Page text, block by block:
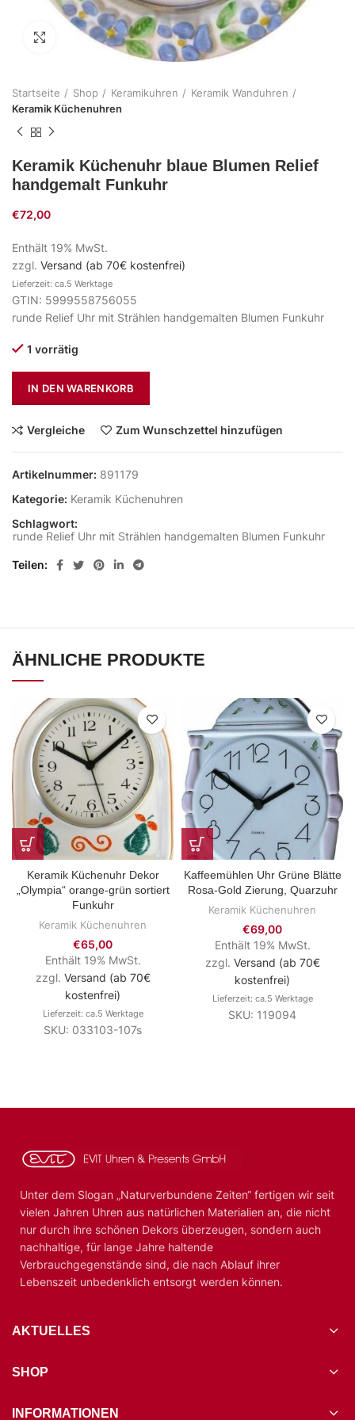
Zum Vergrößern klicken
Startseite Shop Keramikuhren
Keramik Wanduhren
Keramik Küchenuhren
Keramik Küchenuhr blaue Blumen Relief
handgemalt Funkuhr
€72,00
Enthält 19% MwSt.
zzgl. Versand (ab 70€ kostenfrei)
Lieferzeit: ca.5 Werktage
GTIN: 5999558756055
runde Relief Uhr mit Strählen handgemalten Blumen Funkuhr
1 vorrätig
IN DEN WARENKORB
Vergleiche Zum Wunschzettel hinzufügen
Artikelnummer: 891179
Kategorie: Keramik Küchenuhren
Schlagwort:
runde Relief Uhr mit Strählen handgemalten Blumen Funkuhr
Teilen
ÄHNLICHE PRODUKTE
Keramik Küchenuhr Dekor
„Olympia“ orange-grün sortiert
Funkuhr
Keramik Küchenuhren
€65,00
Enthält 19% MwSt.
zzgl. Versand (ab 70€
kostenfrei)
Lieferzeit: ca.5 Werktage
SKU: 033103-107s
Kaffeemühlen Uhr Grüne Blätte
Rosa-Gold Zierung, Quarzuhr
Keramik Küchenuhren
€69,00
Enthält 19% MwSt.
zzgl. Versand (ab 70€
kostenfrei)
Lieferzeit: ca.5 Werktage
SKU: 119094
Unter dem Slogan „Naturverbundene Zeiten“ fertigen wir seit
vielen Jahren Uhren aus natürlichen Materialien an, die nicht
nur durch ihre schönen Dekors überzeugen, sondern auch
nachhaltige, für lange Jahre haltende
Verbrauchgegenstände sind, die nach Ablauf ihrer
Lebenszeit unbedenklich entsorgt werden können.
AKTUELLES
SHOP
INFORMATIONEN